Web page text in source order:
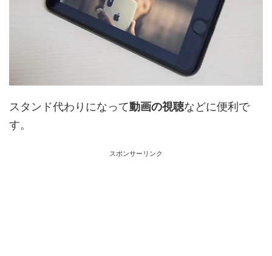
スタンド代わりになって動画の視聴などに便利で
す。
スポンサーリンク